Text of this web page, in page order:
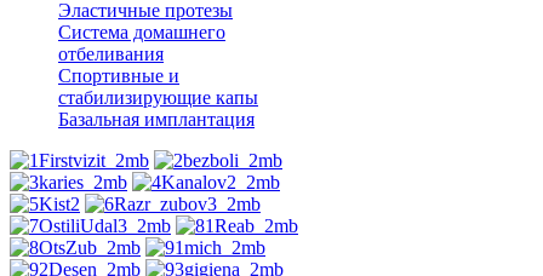
Эластичные протезы
Система домашнего
отбеливания
Спортивные и
стабилизирующие капы
Базальная имплантация